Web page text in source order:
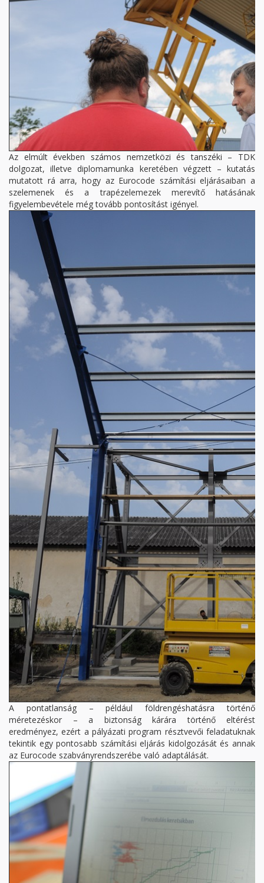
Az elmúlt években számos nemzetközi és tanszéki – TDK
dolgozat, illetve diplomamunka keretében végzett – kutatás
mutatott rá arra, hogy az Eurocode számítási eljárásaiban a
szelemenek és a trapézelemezek merevítő hatásának
figyelembevétele még tovább pontosítást igényel.
A pontatlanság – például földrengéshatásra történő
méretezéskor – a biztonság kárára történő eltérést
eredményez, ezért a pályázati program résztvevői feladatuknak
tekintik egy pontosabb számítási eljárás kidolgozását és annak
az Eurocode szabványrendszerébe való adaptálását.